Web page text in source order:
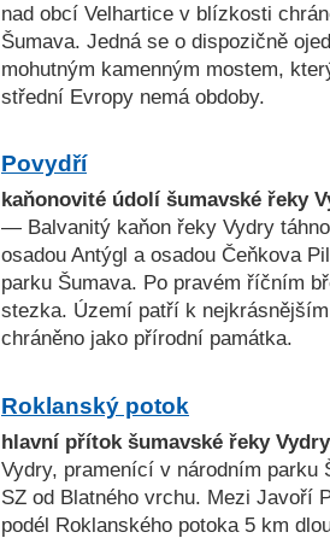
nad obcí Velhartice v blízkosti
Šumava. Jedná se o dispozičně
mohutným kamenným mostem,
střední Evropy nemá obdoby.
Povydří
kaňonovité údolí šumavské řeky
— Balvanitý kaňon řeky Vydry
osadou Antýgl a osadou Čeňkova
parku Šumava. Po pravém říčním
stezka. Území patří k
chráněno jako přírodní památka.
Roklanský potok
hlavní přítok šumavské řeky Vydry
Vydry, pramenící v národním parku
SZ od Blatného vrchu. Mezi Javoří
podél Roklanského potoka 5 km